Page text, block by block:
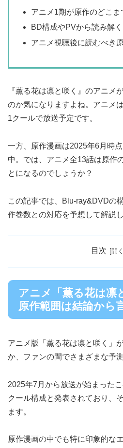
アニメ1期が原作のどこま
BD構成やPVから読み解
アニメ視聴後に読むべき
『薫る花は凛と咲く』のアニメ
のか気になりますよね。アニメ
1クールで放送予定です。
一方、原作漫画は2025年6月時
中。では、アニメ全13話は原作
とになるのでしょうか？
この記事では、Blu‑ray&DVDの
作巻数との対応を予想して解説し
目次
アニメ「薫る花は凛
原作範囲は結論から
アニメ版「薫る花は凛と咲く」
か、ファンの間でさまざまな予
2025年7月から放送が始まった
クール構成と発表されており、
ます。
原作漫画の中でも特に印象的な